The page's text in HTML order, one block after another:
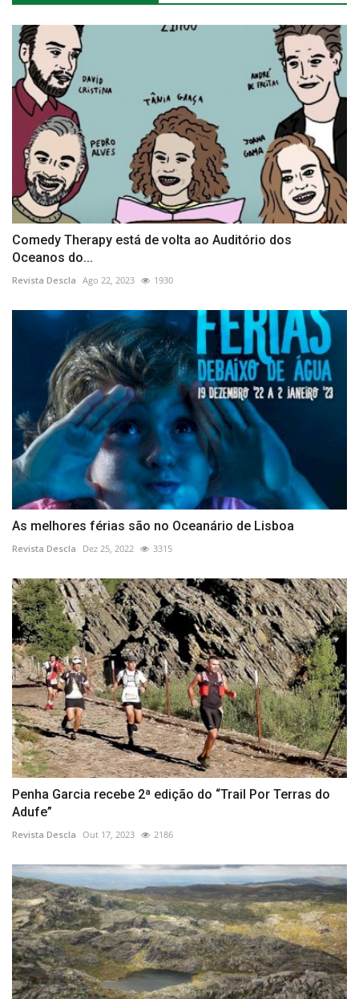
Comedy Therapy está de volta ao Auditório dos
Oceanos do...
Revista Descla Ago 22, 2023 1930
As melhores férias são no Oceanário de Lisboa
Revista Descla Dez 25, 2022 3315
Penha Garcia recebe 2ª edição do “Trail Por Terras do
Adufe”
Revista Descla Out 17, 2023 2186